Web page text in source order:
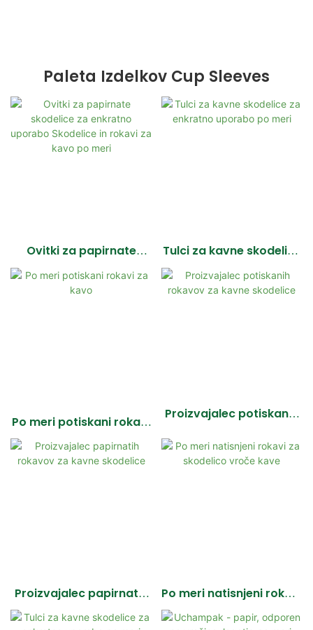
Paleta Izdelkov Cup Sleeves
Ovitki za papirnate
skodelice za enkratno
uporabo Skodelice in
rokavi za kavo po meri
Tulci za kavne skodelice
za enkratno uporabo po
meri
Po meri potiskani rokavi
Proizvajalec potiskanih
skodelice
Proizvajalec papirnatih
skodelice
Po meri natisnjeni rokavi
za skodelico vroče kave